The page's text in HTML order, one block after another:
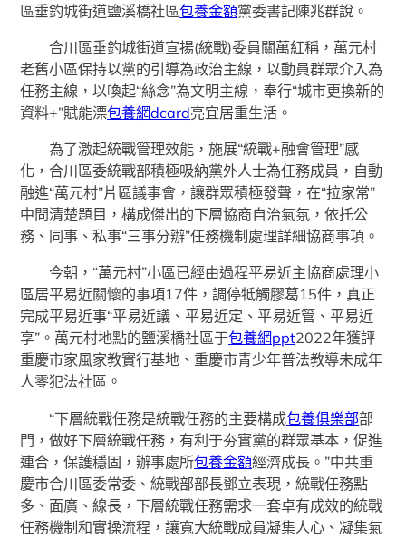
區垂釣城街道鹽溪橋社區包養金額黨委書記陳兆群說。
合川區垂釣城街道宣揚(統戰)委員關萬紅稱，萬元村
老舊小區保持以黨的引導為政治主線，以動員群眾介入為
任務主線，以喚起“絲念”為文明主線，奉行“城市更換新的
資料+”賦能漂包養網dcard亮宜居重生活。
為了激起統戰管理效能，施展“統戰+融會管理”感
化，合川區委統戰部積極吸納黨外人士為任務成員，自動
融進“萬元村”片區議事會，讓群眾積極發聲，在“拉家常”
中問清楚題目，構成傑出的下層協商自治氣氛，依托公
務、同事、私事“三事分辦”任務機制處理詳細協商事項。
今朝，“萬元村”小區已經由過程平易近主協商處理小
區居平易近關懷的事項17件，調停牴觸膠葛15件，真正
完成平易近事“平易近議、平易近定、平易近管、平易近
享”。萬元村地點的鹽溪橋社區于包養網ppt2022年獲評
重慶市家風家教實行基地、重慶市青少年普法教導未成年
人零犯法社區。
“下層統戰任務是統戰任務的主要構成包養俱樂部部
門，做好下層統戰任務，有利于夯實黨的群眾基本，促進
連合，保護穩固，辦事處所包養金額經濟成長。”中共重
慶市合川區委常委、統戰部部長鄧立表現，統戰任務點
多、面廣、線長，下層統戰任務需求一套卓有成效的統戰
任務機制和實操流程，讓寬大統戰成員凝集人心、凝集氣